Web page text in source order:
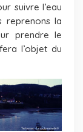
suivre l’eau
reprenons la
prendre le
l’objet du